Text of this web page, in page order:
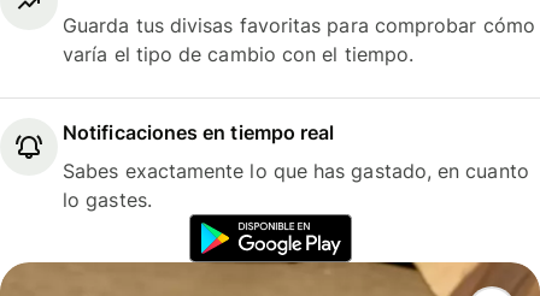
Guarda tus divisas favoritas para comprobar cómo
varía el tipo de cambio con el tiempo.
Notificaciones en tiempo real
Sabes exactamente lo que has gastado, en cuanto
lo gastes.